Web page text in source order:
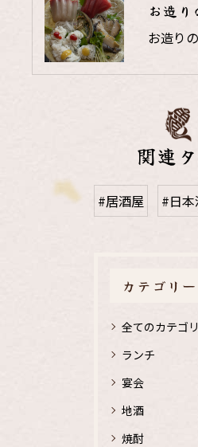
お造
お造り
関連
#居酒屋 #日
カテゴリー
全てのカテゴ
ランチ
宴会
地酒
焼酎